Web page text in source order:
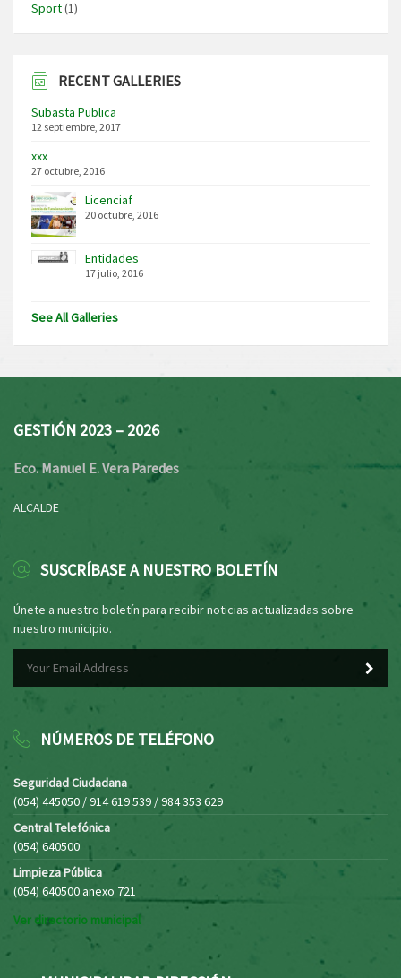
Sport(1)
RECENT GALLERIES
Subasta Publica
12 septiembre, 2017
xxx
27 octubre, 2016
Licenciaf
20 octubre, 2016
Entidades
17 julio, 2016
See All Galleries
GESTIÓN 2023 – 2026
Eco. Manuel E. Vera Paredes
ALCALDE
SUSCRÍBASE A NUESTRO BOLETÍN
Únete a nuestro boletín para recibir noticias actualizadas sobre
nuestro municipio.
NÚMEROS DE TELÉFONO
Seguridad Ciudadana
(054) 445050 / 914 619 539 / 984 353 629
Central Telefónica
(054) 640500
Limpieza Pública
(054) 640500 anexo 721
Ver directorio municipal